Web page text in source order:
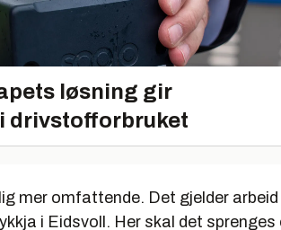
løsning gir
drivstofforbruket
mer omfattende. Det gjelder arbeid
i Eidsvoll. Her skal det sprenges